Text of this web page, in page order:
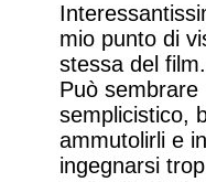
mio punto di
stessa del film.
Può
semplicistico,
ammutolirli e
ingegnarsi